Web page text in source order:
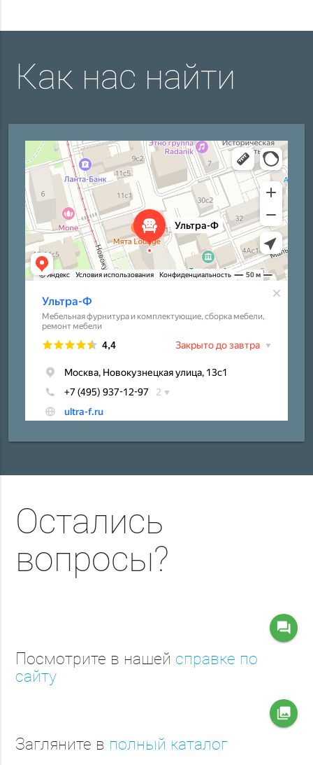
Как нас найти
Остались
вопросы?
question_answer
Посмотрите в нашей справке по
сайту
collections
Загляните в полный каталог